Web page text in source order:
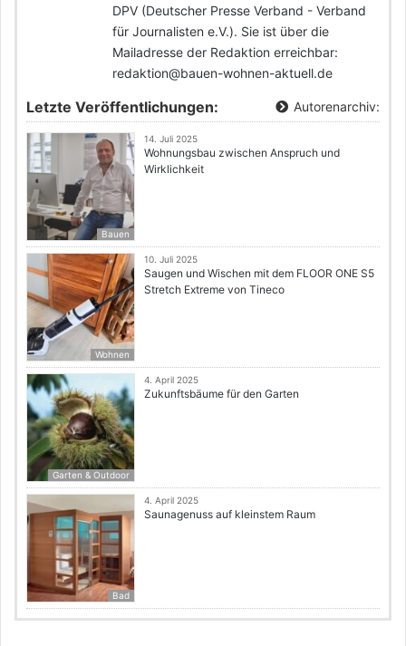
DPV (Deutscher Presse Verband - Verband
für Journalisten e.V.). Sie ist über die
Mailadresse der Redaktion erreichbar:
redaktion@bauen-wohnen-aktuell.de
Letzte Veröffentlichungen: Autorenarchiv:
Bauen
14. Juli 2025
Wohnungsbau zwischen Anspruch und
Wirklichkeit
Wohnen
10. Juli 2025
Saugen und Wischen mit dem FLOOR ONE S5
Stretch Extreme von Tineco
Garten & Outdoor
4. April 2025
Zukunftsbäume für den Garten
Bad
4. April 2025
Saunagenuss auf kleinstem Raum